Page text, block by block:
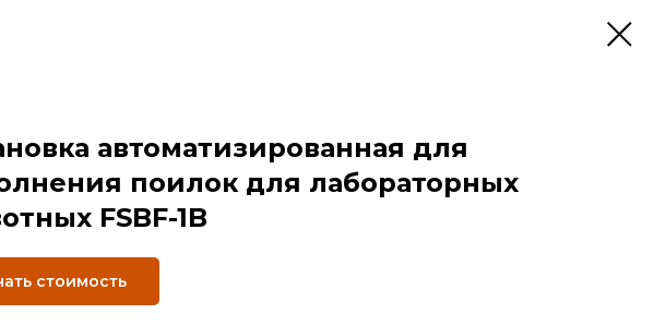
автоматизированная для
поилок для лабораторных
FSBF-1B
стоимость